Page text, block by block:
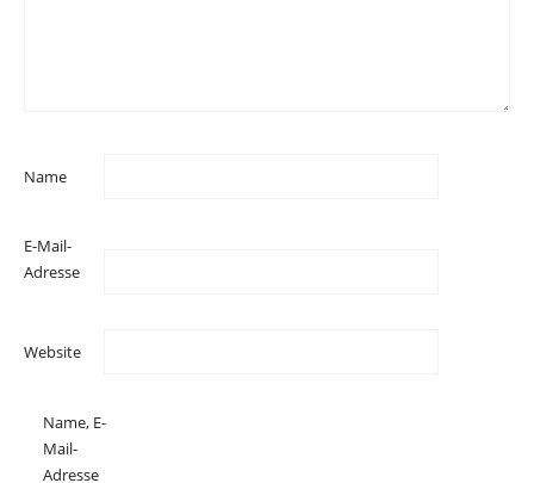
Name
E-Mail-
Adresse
Website
Name, E-
Mail-
Adresse